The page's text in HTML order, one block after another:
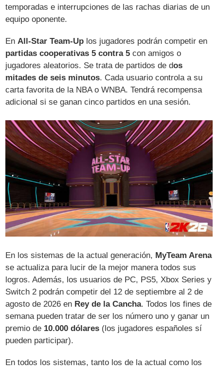
temporadas e interrupciones de las rachas diarias de un
equipo oponente.
En All-Star Team-Up los jugadores podrán competir en
partidas cooperativas 5 contra 5 con amigos o
jugadores aleatorios. Se trata de partidos de dos
mitades de seis minutos. Cada usuario controla a su
carta favorita de la NBA o WNBA. Tendrá recompensa
adicional si se ganan cinco partidos en una sesión.
En los sistemas de la actual generación, MyTeam Arena
se actualiza para lucir de la mejor manera todos sus
logros. Además, los usuarios de PC, PS5, Xbox Series y
Switch 2 podrán competir del 12 de septiembre al 2 de
agosto de 2026 en Rey de la Cancha. Todos los fines de
semana pueden tratar de ser los número uno y ganar un
premio de 10.000 dólares (los jugadores españoles sí
pueden participar).
En todos los sistemas, tanto los de la actual como los